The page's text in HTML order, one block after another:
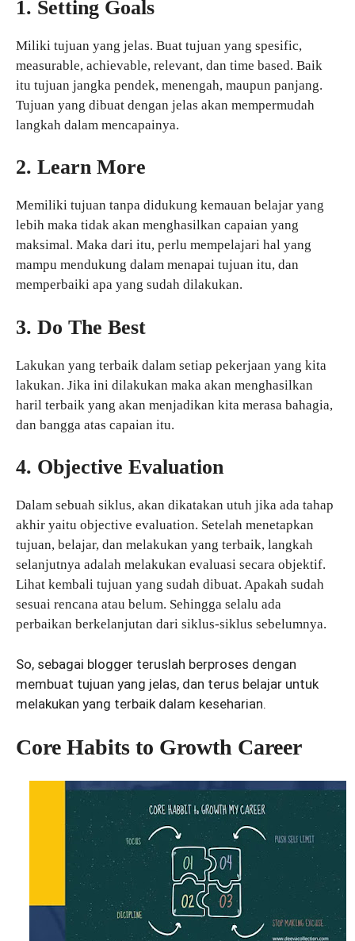
1. Setting Goals
Miliki tujuan yang jelas. Buat tujuan yang spesific,
measurable, achievable, relevant, dan time based. Baik
itu tujuan jangka pendek, menengah, maupun panjang.
Tujuan yang dibuat dengan jelas akan mempermudah
langkah dalam mencapainya.
2. Learn More
Memiliki tujuan tanpa didukung kemauan belajar yang
lebih maka tidak akan menghasilkan capaian yang
maksimal. Maka dari itu, perlu mempelajari hal yang
mampu mendukung dalam menapai tujuan itu, dan
memperbaiki apa yang sudah dilakukan.
3. Do The Best
Lakukan yang terbaik dalam setiap pekerjaan yang kita
lakukan. Jika ini dilakukan maka akan menghasilkan
haril terbaik yang akan menjadikan kita merasa bahagia,
dan bangga atas capaian itu.
4. Objective Evaluation
Dalam sebuah siklus, akan dikatakan utuh jika ada tahap
akhir yaitu objective evaluation. Setelah menetapkan
tujuan, belajar, dan melakukan yang terbaik, langkah
selanjutnya adalah melakukan evaluasi secara objektif.
Lihat kembali tujuan yang sudah dibuat. Apakah sudah
sesuai rencana atau belum. Sehingga selalu ada
perbaikan berkelanjutan dari siklus-siklus sebelumnya.
So, sebagai blogger teruslah berproses dengan
membuat tujuan yang jelas, dan terus belajar untuk
melakukan yang terbaik dalam keseharian.
Core Habits to Growth Career